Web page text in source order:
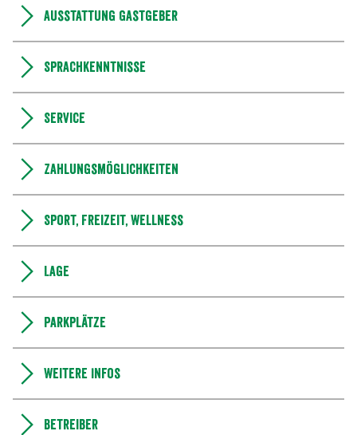
Ausstattung Gastgeber
Sprachkenntnisse
Service
Zahlungsmöglichkeiten
Sport, Freizeit, Wellness
Lage
Parkplätze
Weitere Infos
Betreiber